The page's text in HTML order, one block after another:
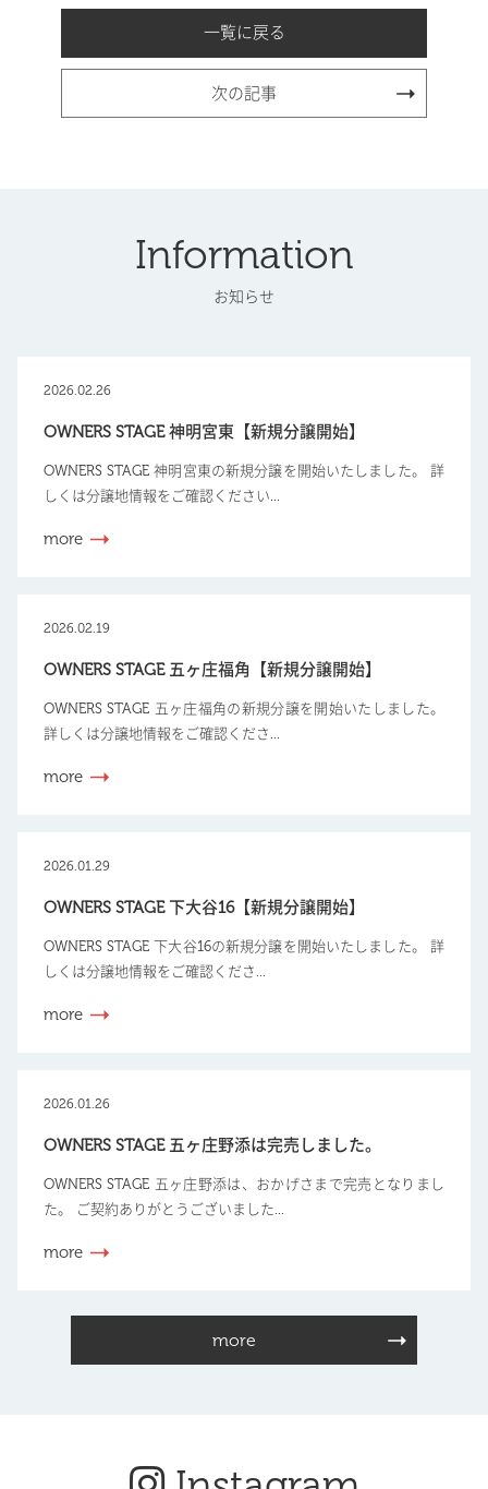
一覧に戻る
次の記事
Information
お知らせ
2026.02.26
OWNERS STAGE 神明宮東【新規分譲開始】
OWNERS STAGE 神明宮東の新規分譲を開始いたしました。 詳
しくは分譲地情報をご確認ください...
more
2026.02.19
OWNERS STAGE 五ヶ庄福角【新規分譲開始】
OWNERS STAGE 五ヶ庄福角の新規分譲を開始いたしました。
詳しくは分譲地情報をご確認くださ...
more
2026.01.29
OWNERS STAGE 下大谷16【新規分譲開始】
OWNERS STAGE 下大谷16の新規分譲を開始いたしました。 詳
しくは分譲地情報をご確認くださ...
more
2026.01.26
OWNERS STAGE 五ヶ庄野添は完売しました。
OWNERS STAGE 五ヶ庄野添は、おかげさまで完売となりまし
た。 ご契約ありがとうございました...
more
more